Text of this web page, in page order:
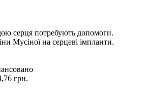
серця потребують допомоги.
Мусіної на серцеві імпланти.
грн.